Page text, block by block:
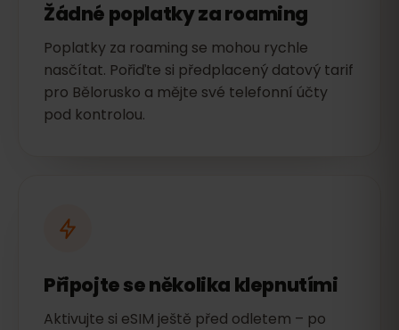
Žádné poplatky za roaming
Poplatky za roaming se mohou rychle
nasčítat. Pořiďte si předplacený datový tarif
pro Bělorusko a mějte své telefonní účty
pod kontrolou.
Připojte se několika klepnutími
Aktivujte si eSIM ještě před odletem – po